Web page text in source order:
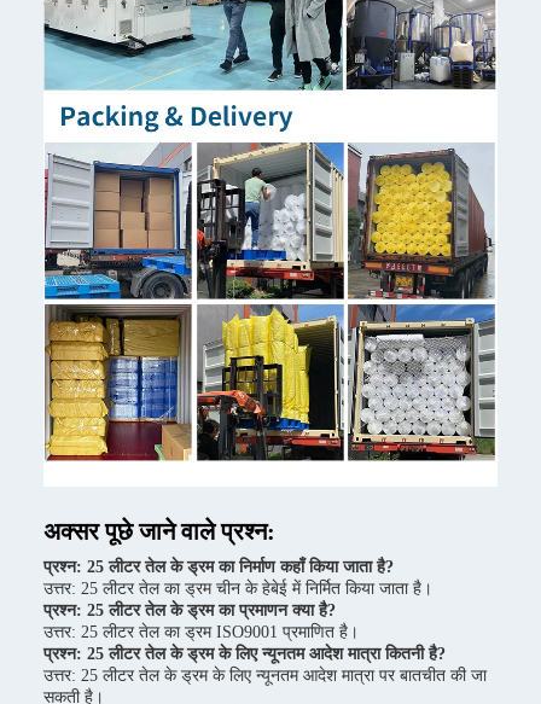
अक्सर पूछे जाने वाले प्रश्न:
प्रश्न: 25 लीटर तेल के ड्रम का निर्माण कहाँ किया जाता है?
उत्तर: 25 लीटर तेल का ड्रम चीन के हेबेई में निर्मित किया जाता है।
प्रश्न: 25 लीटर तेल के ड्रम का प्रमाणन क्या है?
उत्तर: 25 लीटर तेल का ड्रम ISO9001 प्रमाणित है।
प्रश्न: 25 लीटर तेल के ड्रम के लिए न्यूनतम आदेश मात्रा कितनी है?
उत्तर: 25 लीटर तेल के ड्रम के लिए न्यूनतम आदेश मात्रा पर बातचीत की जा
सकती है।